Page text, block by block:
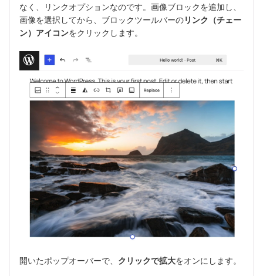
なく、リンクオプションなのです。画像ブロックを追加し、
画像を選択してから、ブロックツールバーのリンク（チェー
ン）アイコンをクリックします。
開いたポップオーバーで、 クリックで拡大をオンにします。